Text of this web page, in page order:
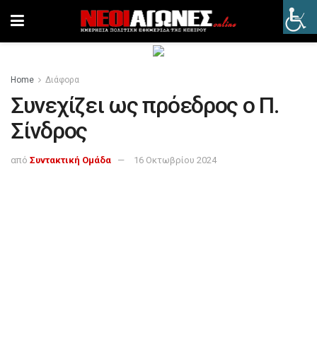
Home Διάφορα
Συνεχίζει ως πρόεδρος ο Π.
Σίνδρος
από Συντακτική Ομάδα 16 Οκτωβρίου 2024